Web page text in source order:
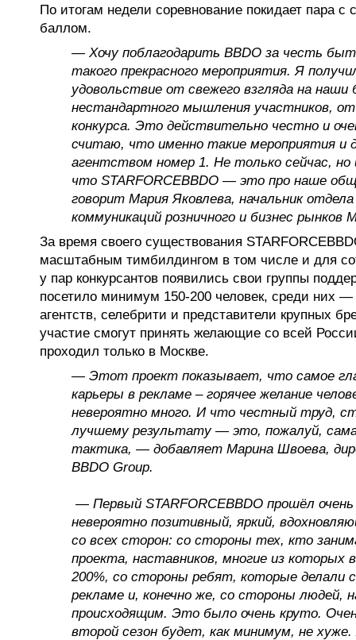
По итогам недели соревнование покидает пара
баллом.
— Хочу поблагодарить BBDO за честь
такого прекрасного мероприятия. Я
удовольствие от свежего взгляда на
нестандартного мышления участников,
конкурса. Это действительно честно и
считаю, что именно такие мероприятия и
агентством номер 1. Не только сейчас,
что STARFORCEBBDO — это про наше
говорит Мария Яковлева, начальник
коммуникаций розничного и бизнес рынков
За время своего существования
масштабным тимбилдингом в том числе и для
у пар конкурсантов появились свои группы
посетило минимум 150-200 человек, среди них —
агентств, селебрити и представители крупных
участие смогут принять желающие со всей
проходил только в Москве.
— Этот проект показывает, что самое
карьеры в рекламе – горячее желание
невероятно много. И что честный труд,
лучшему результату — это, пожалуй,
тактика, — добавляет Марина Швоева,
BBDO Group.
— Первый STARFORCEBBDO прошёл
невероятно позитивный, яркий,
со всех сторон: со стороны тех, кто
проекта, наставников, многие из которых
200%, со стороны ребят, которые делали
рекламе и, конечно же, со стороны людей,
происходящим. Это было очень круто.
второй сезон будет, как минимум, не